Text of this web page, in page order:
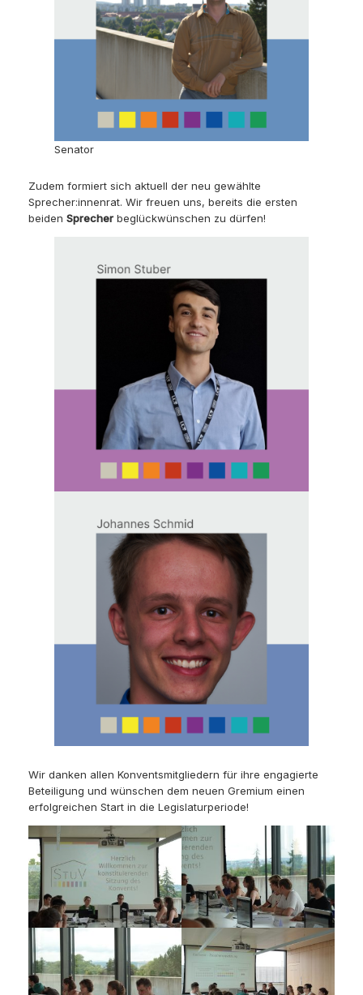
Senator
Zudem formiert sich aktuell der neu gewählte
Sprecher:innenrat. Wir freuen uns, bereits die ersten
beiden Sprecher beglückwünschen zu dürfen!
Wir danken allen Konventsmitgliedern für ihre engagierte
Beteiligung und wünschen dem neuen Gremium einen
erfolgreichen Start in die Legislaturperiode!